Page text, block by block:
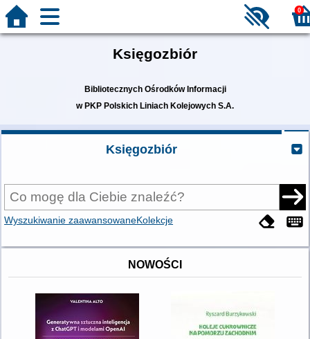
0
Księgozbiór
Bibliotecznych Ośrodków Informacji
w PKP Polskich Liniach Kolejowych S.A.
Księgozbiór
Wyszukiwanie zaawansowaneKolekcje
NOWOŚCI